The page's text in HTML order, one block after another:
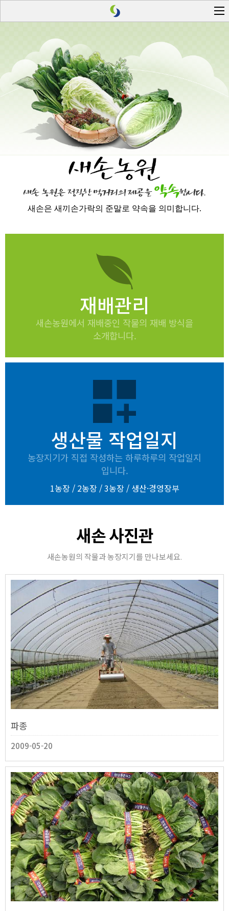
새손은 새끼손가락의 준말로 약속을 의미합니다.
재배관리
새손농원에서 재배중인 작물의 재배 방식을
소개합니다.
dashboard_customize
생산물 작업일지
농장지기가 직접 작성하는 하루하루의 작업일지
입니다.
1농장/ 2농장/3농장/ 생산·경영장부
새손 사진관
새손농원의 작물과 농장지기를 만나보세요.
파종
2009-05-20